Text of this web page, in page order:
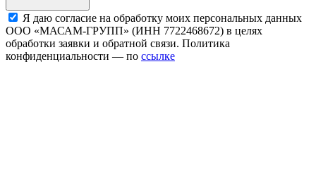
Я даю согласие на обработку моих персональных данных
ООО «МАСАМ-ГРУПП» (ИНН 7722468672) в целях
обработки заявки и обратной связи. Политика
конфиденциальности — по ссылке